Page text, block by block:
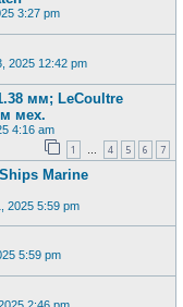
3:27 pm
2025 12:42 pm
мм; LеСоultre
мех.
4:16 am
1 … 4 5 6 7
Marine
2025 5:59 pm
5:59 pm